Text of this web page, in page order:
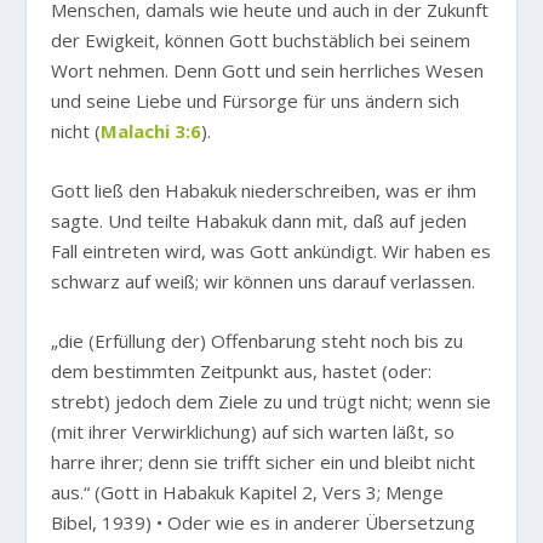
Menschen, damals wie heute und auch in der Zukunft
der Ewigkeit, können Gott buchstäblich bei seinem
Wort nehmen. Denn Gott und sein herrliches Wesen
und seine Liebe und Fürsorge für uns ändern sich
nicht (Malachi 3:6).
Gott ließ den Habakuk niederschreiben, was er ihm
sagte. Und teilte Habakuk dann mit, daß auf jeden
Fall eintreten wird, was Gott ankündigt. Wir haben es
schwarz auf weiß; wir können uns darauf verlassen.
„die (Erfüllung der) Offenbarung steht noch bis zu
dem bestimmten Zeitpunkt aus, hastet (oder:
strebt) jedoch dem Ziele zu und trügt nicht; wenn sie
(mit ihrer Verwirklichung) auf sich warten läßt, so
harre ihrer; denn sie trifft sicher ein und bleibt nicht
aus.“ (Gott in Habakuk Kapitel 2, Vers 3; Menge
Bibel, 1939) • Oder wie es in anderer Übersetzung